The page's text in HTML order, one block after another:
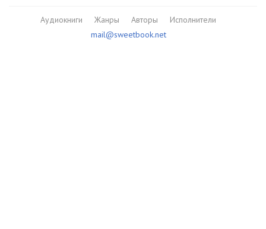
Аудиокниги Жанры Авторы
Исполнители
mail@sweetbook.net